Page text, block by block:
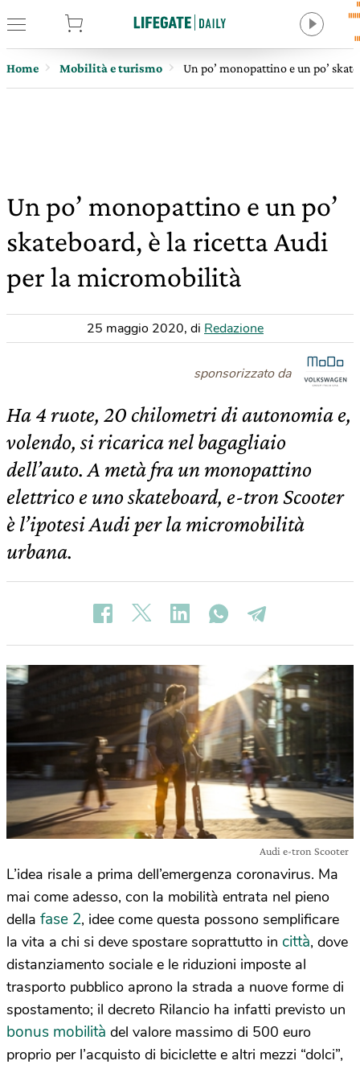
Home Mobilità e turismo Un po’ monopattino e un po’
Un po’ monopattino e un po’
skateboard, è la ricetta Audi
per la micromobilità
25 maggio 2020, di Redazione
sponsorizzato da
Ha 4 ruote, 20 chilometri di autonomia e,
volendo, si ricarica nel bagagliaio
dell’auto. A metà fra un monopattino
elettrico e uno skateboard, e-tron Scooter
è l’ipotesi Audi per la micromobilità
urbana.
Audi e-tron Scooter
L’idea risale a prima dell’emergenza coronavirus. Ma
mai come adesso, con la mobilità entrata nel pieno
della fase 2, idee come questa possono semplificare
la vita a chi si deve spostare soprattutto in città, dove
distanziamento sociale e le riduzioni imposte al
trasporto pubblico aprono la strada a nuove forme di
spostamento; il decreto Rilancio ha infatti previsto un
bonus mobilità del valore massimo di 500 euro
proprio per l’acquisto di biciclette e altri mezzi “dolci”,